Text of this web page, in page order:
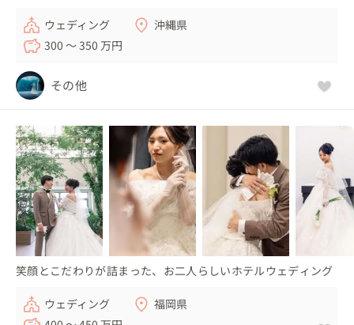
ウェディング
沖縄県
300 〜 350 万円
その他
笑顔とこだわりが詰まった、お二人らしいホテルウェディング
ウェディング
福岡県